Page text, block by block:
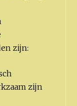
zijn:
zijn